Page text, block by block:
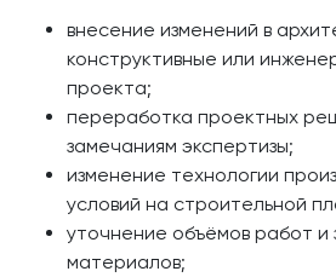
внесение изменений в
конструктивные или
проекта;
переработка проектных
замечаниям экспертизы;
изменение технологии
условий на строительной
уточнение объёмов работ и
материалов;